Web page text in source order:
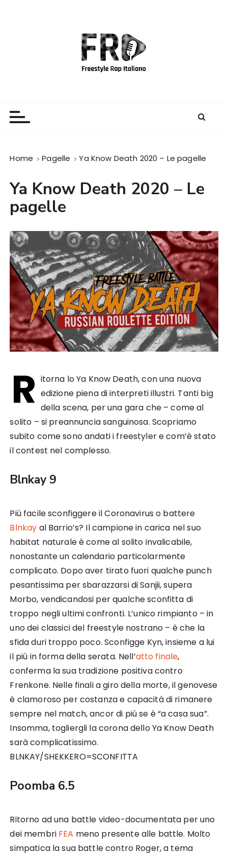
Home Pagelle Ya Know Death 2020 – Le pagelle
Ya Know Death 2020 – Le
pagelle
R itorna lo Ya Know Death, con una nuova
edizione piena di interpreti illustri. Tanti big
della scena, per una gara che – come al
solito – si preannuncia sanguinosa. Scopriamo
subito come sono andati i freestyler e com’è stato
il contest nel complesso.
Blnkay 9
Più facile sconfiggere il Coronavirus o battere
Blnkay al Barrio’s? Il campione in carica nel suo
habitat naturale è come al solito invalicabile,
nonostante un calendario particolarmente
complicato. Dopo aver tirato fuori qualche punch
pesantissima per sbarazzarsi di Sanjii, supera
Morbo, vendicandosi per qualche sconfitta di
troppo negli ultimi confronti. L’unico rimpianto – in
uno dei classici del freestyle nostrano – è che la
sfida duri troppo poco. Sconfigge Kyn, insieme a lui
il più in forma della serata. Nell’atto finale,
conferma la sua tradizione positiva contro
Frenkone. Nelle finali a giro della morte, il genovese
è clamoroso per costanza e capacità di rimanere
sempre nel match, ancor di più se è “a casa sua”.
Insomma, togliergli la corona dello Ya Know Death
sarà complicatissimo.
BLNKAY/SHEKKERO=SCONFITTA
Poomba 6.5
Ritorno ad una battle video-documentata per uno
dei membri FEA meno presente alle battle. Molto
simpatica la sua battle contro Roger, a tema